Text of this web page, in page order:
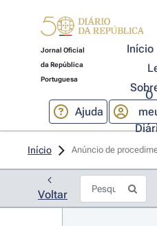
Jornal Oficial
da República
Portuguesa
Início
Ajuda
O
Início Anúncio de
Voltar